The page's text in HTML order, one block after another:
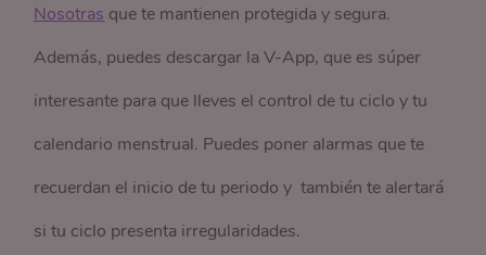
Nosotras que te mantienen protegida y segura.
Además, puedes descargar la V-App, que es súper
interesante para que lleves el control de tu ciclo y tu
calendario menstrual. Puedes poner alarmas que te
recuerdan el inicio de tu periodo y también te alertará
si tu ciclo presenta irregularidades.